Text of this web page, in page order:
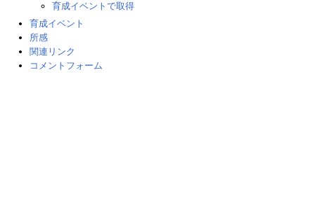
育成イベントで取得
育成イベント
所感
関連リンク
コメントフォーム